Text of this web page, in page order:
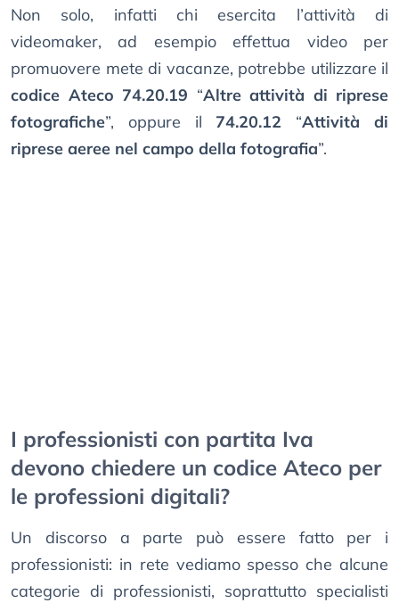
Non solo, infatti chi esercita l’attività di
videomaker, ad esempio effettua video per
promuovere mete di vacanze, potrebbe utilizzare il
codice Ateco 74.20.19 “Altre attività di riprese
fotografiche”, oppure il 74.20.12 “Attività di
riprese aeree nel campo della fotografia”.
I professionisti con partita Iva
devono chiedere un codice Ateco per
le professioni digitali?
Un discorso a parte può essere fatto per i
professionisti: in rete vediamo spesso che alcune
categorie di professionisti, soprattutto specialisti